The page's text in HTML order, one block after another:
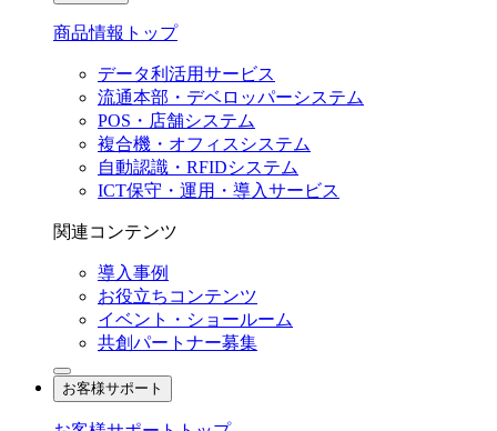
商品情報トップ
データ利活用サービス
流通本部・デベロッパーシステム
POS・店舗システム
複合機・オフィスシステム
自動認識・RFIDシステム
ICT保守・運用・導入サービス
関連コンテンツ
導入事例
お役立ちコンテンツ
イベント・ショールーム
共創パートナー募集
お客様サポート